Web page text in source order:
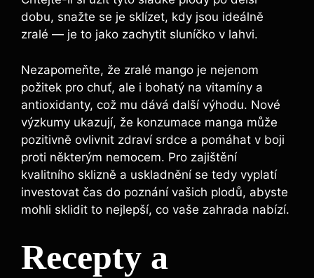
dobu, snažte se je sklízet, kdy jsou ideálně
zralé — je to jako zachytit sluníčko v lahvi.
Nezapomeňte, že zralé mango je nejenom
požitek pro chuť, ale i bohatý na vitamíny a
antioxidanty, což mu dává další výhodu. Nové
výzkumy ukazují, že konzumace manga může
pozitivně ovlivnit zdraví srdce a pomáhat v boji
proti některým nemocem. Pro zajištění
kvalitního sklizně a uskladnění se tedy vyplatí
investovat čas do poznání vašich plodů, abyste
mohli sklidit to nejlepší, co vaše zahrada nabízí.
Recepty a